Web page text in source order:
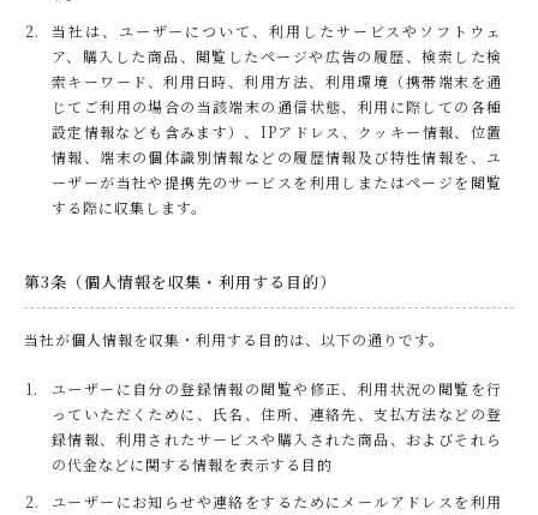
当社は、ユーザーについて、利用したサービスやソフトウェ
ア、購入した商品、閲覧したページや広告の履歴、検索した検
索キーワード、利用日時、利用方法、利用環境（携帯端末を通
じてご利用の場合の当該端末の通信状態、利用に際しての各種
設定情報なども含みます）、IPアドレス、クッキー情報、位置
情報、端末の個体識別情報などの履歴情報及び特性情報を、ユ
ーザーが当社や提携先のサービスを利用しまたはページを閲覧
する際に収集します。
第3条（個人情報を収集・利用する目的）
当社が個人情報を収集・利用する目的は、以下の通りです。
ユーザーに自分の登録情報の閲覧や修正、利用状況の閲覧を行
っていただくために、氏名、住所、連絡先、支払方法などの登
録情報、利用されたサービスや購入された商品、およびそれら
の代金などに関する情報を表示する目的
ユーザーにお知らせや連絡をするためにメールアドレスを利用